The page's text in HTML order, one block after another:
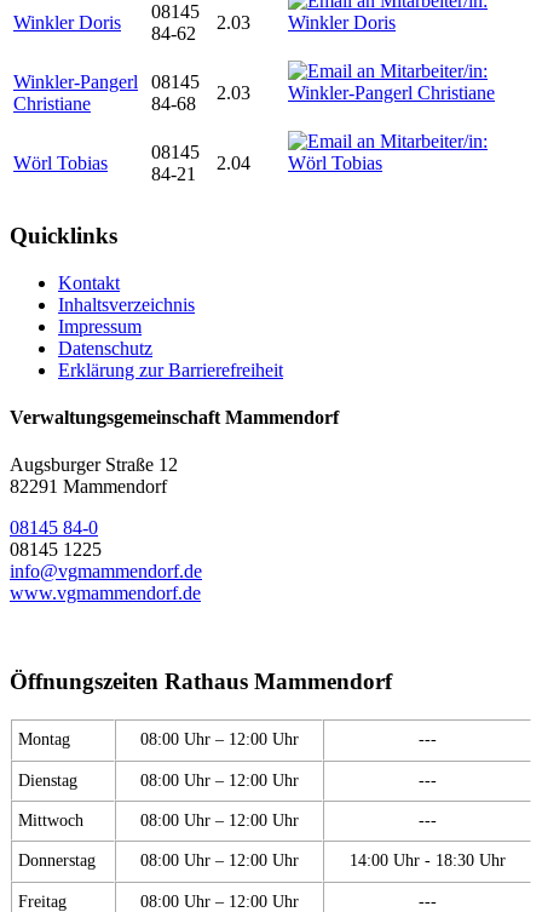
Winkler Doris
08145
84-62
2.03
Winkler-Pangerl
Christiane
08145
84-68
2.03
Wörl Tobias
08145
84-21
2.04
Quicklinks
Kontakt
Inhaltsverzeichnis
Impressum
Datenschutz
Erklärung zur Barrierefreiheit
Verwaltungsgemeinschaft Mammendorf
Augsburger Straße 12
82291 Mammendorf
08145 84-0
08145 1225
info@vgmammendorf.de
www.vgmammendorf.de
Öffnungszeiten Rathaus Mammendorf
Montag 08:00 Uhr – 12:00 Uhr ---
Dienstag 08:00 Uhr – 12:00 Uhr ---
Mittwoch 08:00 Uhr – 12:00 Uhr ---
Donnerstag 08:00 Uhr – 12:00 Uhr 14:00 Uhr - 18:30 Uhr
Freitag 08:00 Uhr – 12:00 Uhr ---